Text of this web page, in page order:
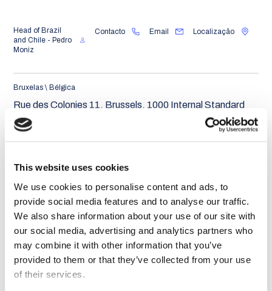
This website uses cookies
We use cookies to personalise content and ads, to
provide social media features and to analyse our traffic.
We also share information about your use of our site with
our social media, advertising and analytics partners who
may combine it with other information that you’ve
provided to them or that they’ve collected from your use
of their services.
Head of Brazil
and Chile - Pedro
Moniz
Contacto Email Localização
Bruxelas \ Bélgica
Rue des Colonies 11, Brussels, 1000 Internal Standard
Office OFFICE NO. 169
Strada Izvor nr. 80, 2nd Floor, Sector 5, Bucharest - COD
Market Leader -
Romania and
Eastern Europe -
Contacto Email Localização